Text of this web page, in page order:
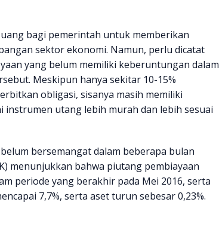
bagi pemerintah untuk memberikan
sektor ekonomi. Namun, perlu dicatat
yang belum memiliki keberuntungan dalam
Meskipun hanya sekitar 10-15%
obligasi, sisanya masih memiliki
utang lebih murah dan lebih sesuai
bersemangat dalam beberapa bulan
menunjukkan bahwa piutang pembiayaan
periode yang berakhir pada Mei 2016, serta
7,7%, serta aset turun sebesar 0,23%.